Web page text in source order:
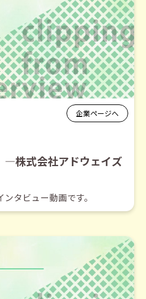
企業ページへ
―株式会社アドウェイズ
タビュー動画です。